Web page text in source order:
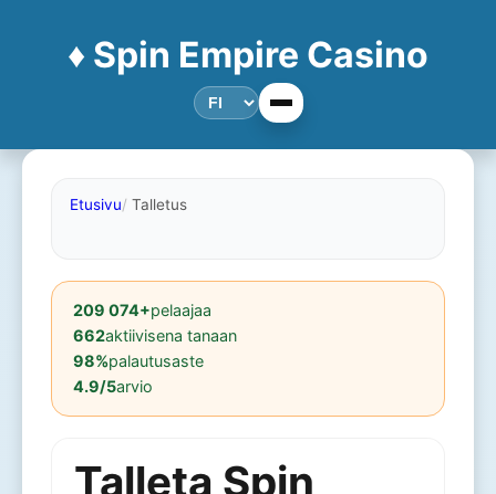
♦️ Spin Empire Casino
Etusivu Talletus
209 074+pelaajaa
662aktiivisena tanaan
98%palautusaste
4.9/5arvio
Talleta Spin